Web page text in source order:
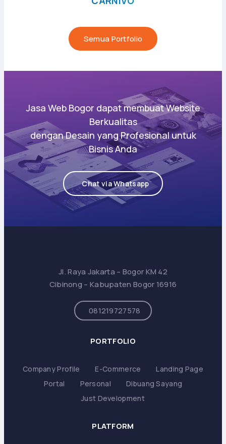
Semua Portfolio
Jasa Web Bogor dapat membuat Website
Berkualitas
dengan Desain yang Profesional untuk
Bisnis Anda
Chat via Whatsapp
Jl. Raya Jakarta – Bogor KM 42
Cibinong – Kabupaten Bogor 16916
081219727578
PORTFOLIO
Company Profile E-Commerce
Landing Page
Portal
Personal
Dibuang Sayang
Just Development
PLATFORM